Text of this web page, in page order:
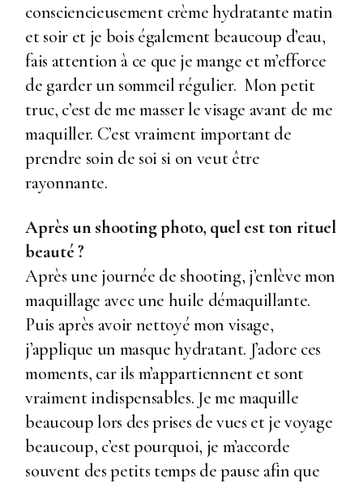
consciencieusement crème hydratante matin
et soir et je bois également beaucoup d’eau,
fais attention à ce que je mange et m’efforce
de garder un sommeil régulier. Mon petit
truc, c’est de me masser le visage avant de me
maquiller. C’est vraiment important de
prendre soin de soi si on veut être
rayonnante.
Après un shooting photo, quel est ton rituel
beauté ?
Après une journée de shooting, j’enlève mon
maquillage avec une huile démaquillante.
Puis après avoir nettoyé mon visage,
j’applique un masque hydratant. J’adore ces
moments, car ils m’appartiennent et sont
vraiment indispensables. Je me maquille
beaucoup lors des prises de vues et je voyage
beaucoup, c’est pourquoi, je m’accorde
souvent des petits temps de pause afin que